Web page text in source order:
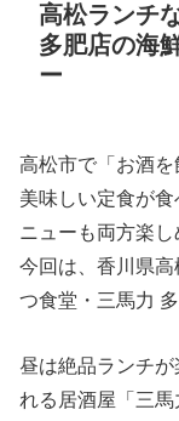
高松ランチ
多肥店の海
ー
高松市で「お酒
美味しい定食が
ニューも両方楽
今回は、香川県
つ食堂・三馬力
昼は絶品ランチ
れる居酒屋「三馬